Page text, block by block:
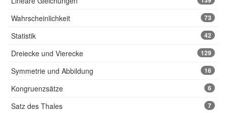
Wahrscheinlichkeit 73
Statistik 42
Dreiecke und Vierecke 129
Symmetrie und Abbildung 16
Kongruenzsätze 6
Satz des Thales 7